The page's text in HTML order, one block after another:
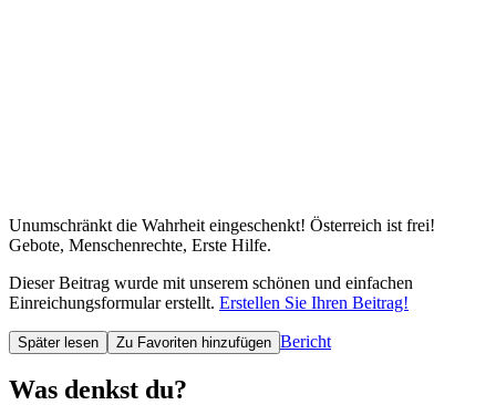
Unumschränkt die Wahrheit eingeschenkt! Österreich ist frei!
Gebote, Menschenrechte, Erste Hilfe.
Dieser Beitrag wurde mit unserem schönen und einfachen
Einreichungsformular erstellt. Erstellen Sie Ihren Beitrag!
Später lesen Zu Favoriten hinzufügen Bericht
Was denkst du?